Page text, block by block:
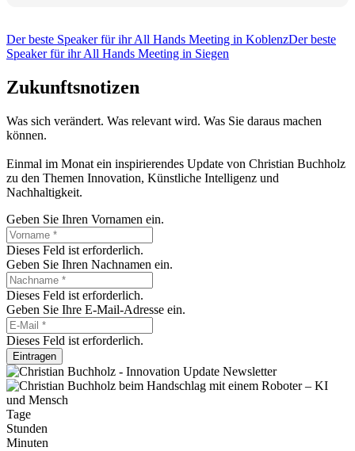
Der beste Speaker für ihr All Hands Meeting in KoblenzDer beste
Speaker für ihr All Hands Meeting in Siegen
Zukunftsnotizen
Was sich verändert. Was relevant wird. Was Sie daraus machen
können.
Einmal im Monat ein inspirierendes Update von Christian Buchholz
zu den Themen Innovation, Künstliche Intelligenz und
Nachhaltigkeit.
Geben Sie Ihren Vornamen ein.
Dieses Feld ist erforderlich.
Geben Sie Ihren Nachnamen ein.
Dieses Feld ist erforderlich.
Geben Sie Ihre E-Mail-Adresse ein.
Dieses Feld ist erforderlich.
Eintragen
Tage
Stunden
Minuten